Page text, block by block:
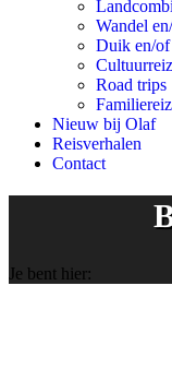
Wandel
Duik en/of
Road trips
Nieuw bij Olaf
Reisverhalen
Contact
Je bent hier: